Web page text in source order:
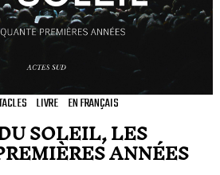
LIVRE EN FRANÇAIS
SOLEIL, LES
ANNÉES